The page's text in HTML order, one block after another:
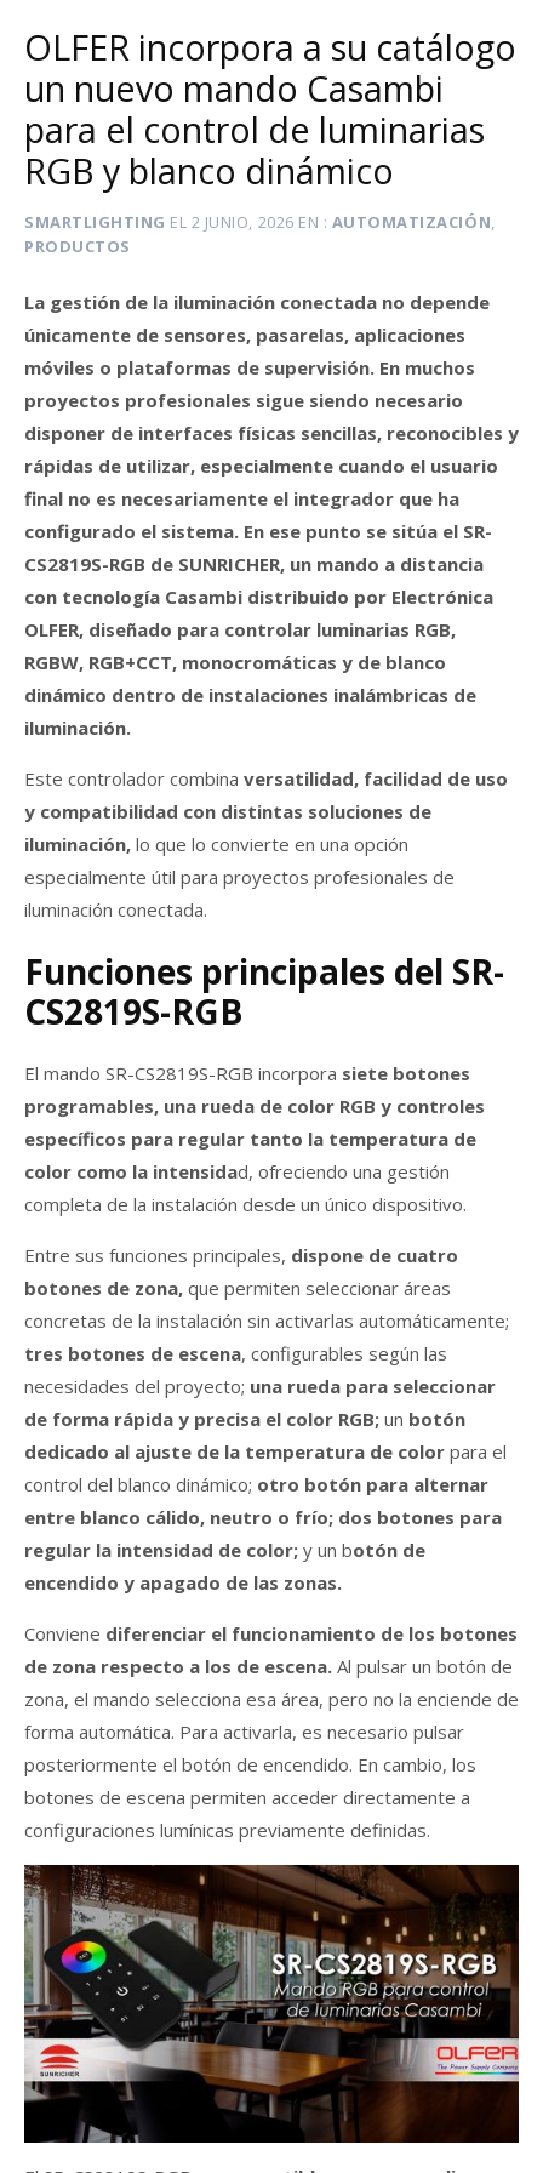
OLFER incorpora a su catálogo
un nuevo mando Casambi
para el control de luminarias
RGB y blanco dinámico
SMARTLIGHTING EL 2 JUNIO, 2026 EN AUTOMATIZACIÓN,
PRODUCTOS
La gestión de la iluminación conectada no depende
únicamente de sensores, pasarelas, aplicaciones
móviles o plataformas de supervisión. En muchos
proyectos profesionales sigue siendo necesario
disponer de interfaces físicas sencillas, reconocibles y
rápidas de utilizar, especialmente cuando el usuario
final no es necesariamente el integrador que ha
configurado el sistema. En ese punto se sitúa el SR-
CS2819S-RGB de SUNRICHER, un mando a distancia
con tecnología Casambi distribuido por Electrónica
OLFER, diseñado para controlar luminarias RGB,
RGBW, RGB+CCT, monocromáticas y de blanco
dinámico dentro de instalaciones inalámbricas de
iluminación.
Este controlador combina versatilidad, facilidad de uso
y compatibilidad con distintas soluciones de
iluminación, lo que lo convierte en una opción
especialmente útil para proyectos profesionales de
iluminación conectada.
Funciones principales del SR-
CS2819S-RGB
El mando SR-CS2819S-RGB incorpora siete botones
programables, una rueda de color RGB y controles
específicos para regular tanto la temperatura de
color como la intensidad, ofreciendo una gestión
completa de la instalación desde un único dispositivo.
Entre sus funciones principales, dispone de cuatro
botones de zona, que permiten seleccionar áreas
concretas de la instalación sin activarlas automáticamente;
tres botones de escena, configurables según las
necesidades del proyecto; una rueda para seleccionar
de forma rápida y precisa el color RGB; un botón
dedicado al ajuste de la temperatura de color para el
control del blanco dinámico; otro botón para alternar
entre blanco cálido, neutro o frío; dos botones para
regular la intensidad de color; y un botón de
encendido y apagado de las zonas.
Conviene diferenciar el funcionamiento de los botones
de zona respecto a los de escena. Al pulsar un botón de
zona, el mando selecciona esa área, pero no la enciende de
forma automática. Para activarla, es necesario pulsar
posteriormente el botón de encendido. En cambio, los
botones de escena permiten acceder directamente a
configuraciones lumínicas previamente definidas.